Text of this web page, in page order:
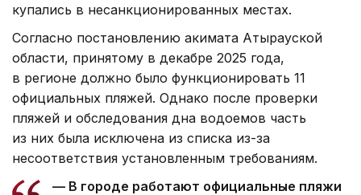
купались в несанкционированных местах.
Согласно постановлению акимата Атырауской
области, принятому в декабре 2025 года,
в регионе должно было функционировать 11
официальных пляжей. Однако после проверки
пляжей и обследования дна водоемов часть
из них была исключена из списка из-за
несоответствия установленным требованиям.
— В городе работают официальные пляжи